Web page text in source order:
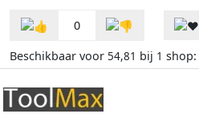
0
Beschikbaar voor 54,81 bij 1 shop: